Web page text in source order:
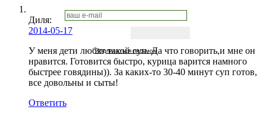
Подписаться письмом
Диля:
2014-05-17
У меня дети любят такой суп. Да что говорить,и мне он
нравится. Готовится быстро, курица варится намного
быстрее говядины)). За каких-то 30-40 минут суп готов,
все довольны и сыты!
Ответить